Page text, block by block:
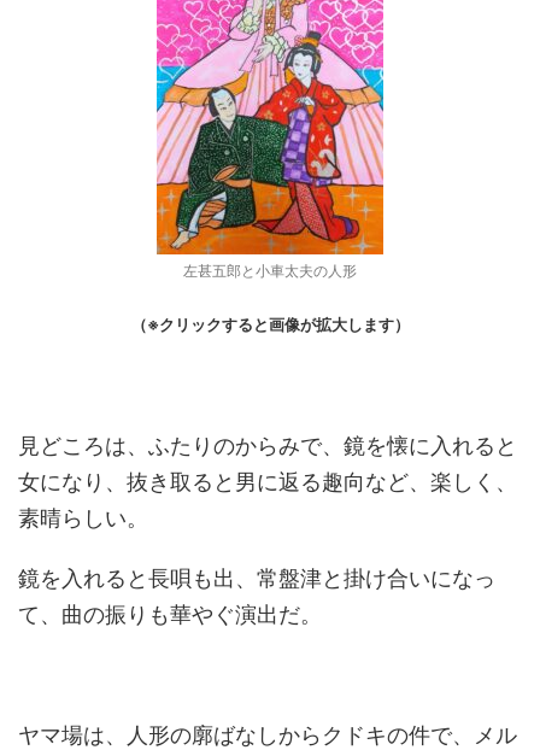
左甚五郎と小車太夫の人形
（※クリックすると画像が拡大します）
見どころは、ふたりのからみで、鏡を懐に入れると
女になり、抜き取ると男に返る趣向など、楽しく、
素晴らしい。
鏡を入れると長唄も出、常盤津と掛け合いになっ
て、曲の振りも華やぐ演出だ。
ヤマ場は、人形の廓ばなしからクドキの件で、メル